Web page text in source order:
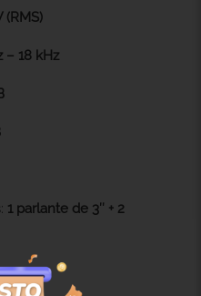
(RMS)
– 18 kHz
1 parlante de 3″ + 2